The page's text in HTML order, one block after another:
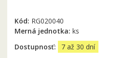
Kód: RG020040
Merná jednotka: ks
Dostupnosť:
7 až 30 dní